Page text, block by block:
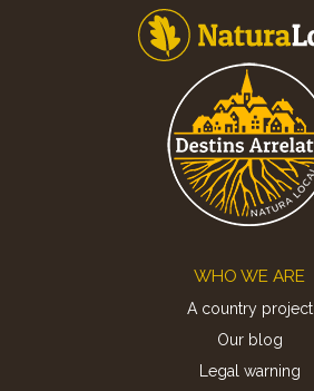
WHO WE ARE
A country project
Our blog
Legal warning